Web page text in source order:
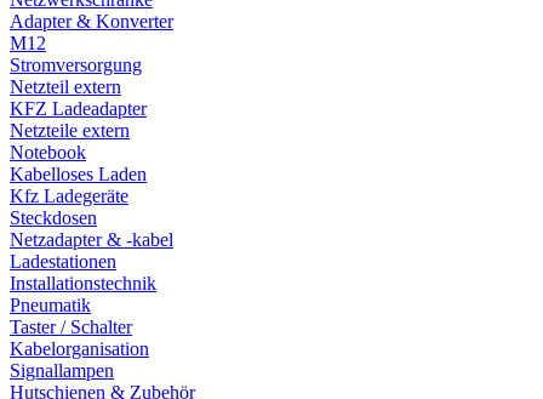
Adapter & Konverter
M12
Stromversorgung
Netzteil extern
KFZ Ladeadapter
Netzteile extern
Notebook
Kabelloses Laden
Kfz Ladegeräte
Steckdosen
Netzadapter & -kabel
Ladestationen
Installationstechnik
Pneumatik
Taster / Schalter
Kabelorganisation
Signallampen
Hutschienen & Zubehör